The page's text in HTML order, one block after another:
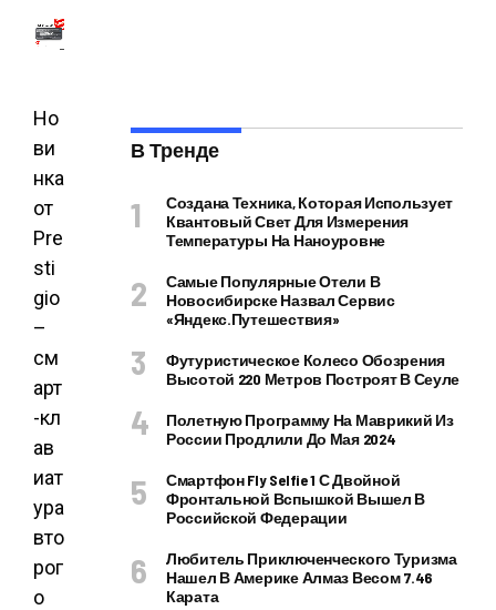
Но
ви
нка
от
Pre
sti
gio
–
см
арт
-кл
ав
иат
ура
вто
рог
о
В Тренде
Создана Техника, Которая Использует
Квантовый Свет Для Измерения
Температуры На Наноуровне
Самые Популярные Отели В
Новосибирске Назвал Сервис
«Яндекс.Путешествия»
Футуристическое Колесо Обозрения
Высотой 220 Метров Построят В Сеуле
Полетную Программу На Маврикий Из
России Продлили До Мая 2024
Смартфон Fly Selfie 1 С Двойной
Фронтальной Вспышкой Вышел В
Российской Федерации
Любитель Приключенческого Туризма
Нашел В Америке Алмаз Весом 7.46
Карата